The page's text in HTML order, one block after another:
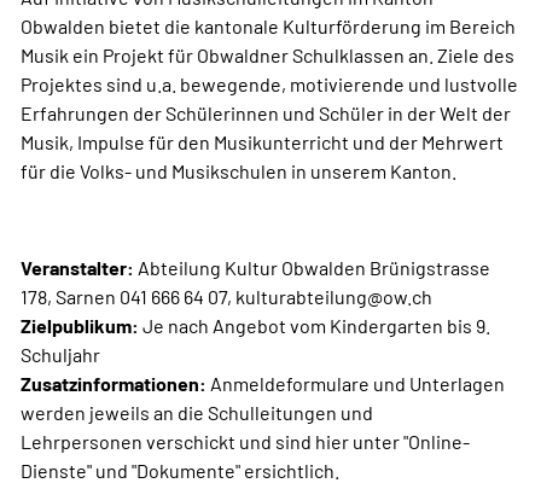
Obwalden bietet die kantonale Kulturförderung im Bereich
Musik ein Projekt für Obwaldner Schulklassen an. Ziele des
Projektes sind u.a. bewegende, motivierende und lustvolle
Erfahrungen der Schülerinnen und Schüler in der Welt der
Musik, Impulse für den Musikunterricht und der Mehrwert
für die Volks- und Musikschulen in unserem Kanton.
Veranstalter: Abteilung Kultur Obwalden Brünigstrasse
178, Sarnen 041 666 64 07, kulturabteilung@ow.ch
Zielpublikum: Je nach Angebot vom Kindergarten bis 9.
Schuljahr
Zusatzinformationen: Anmeldeformulare und Unterlagen
werden jeweils an die Schulleitungen und
Lehrpersonen verschickt und sind hier unter "Online-
Dienste" und "Dokumente" ersichtlich.